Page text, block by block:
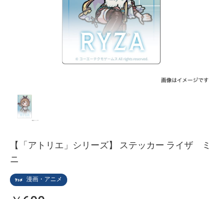
漫画・アニメ
【「アトリエ」シリーズ】 ステッカー ライザ ミ
ニ